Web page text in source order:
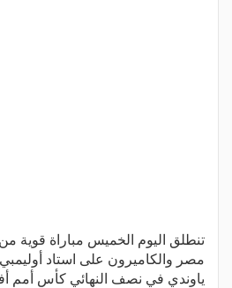
تنطلق اليوم الخميس مباراة قوية من
مصر والكاميرون على استاد أوليمبي